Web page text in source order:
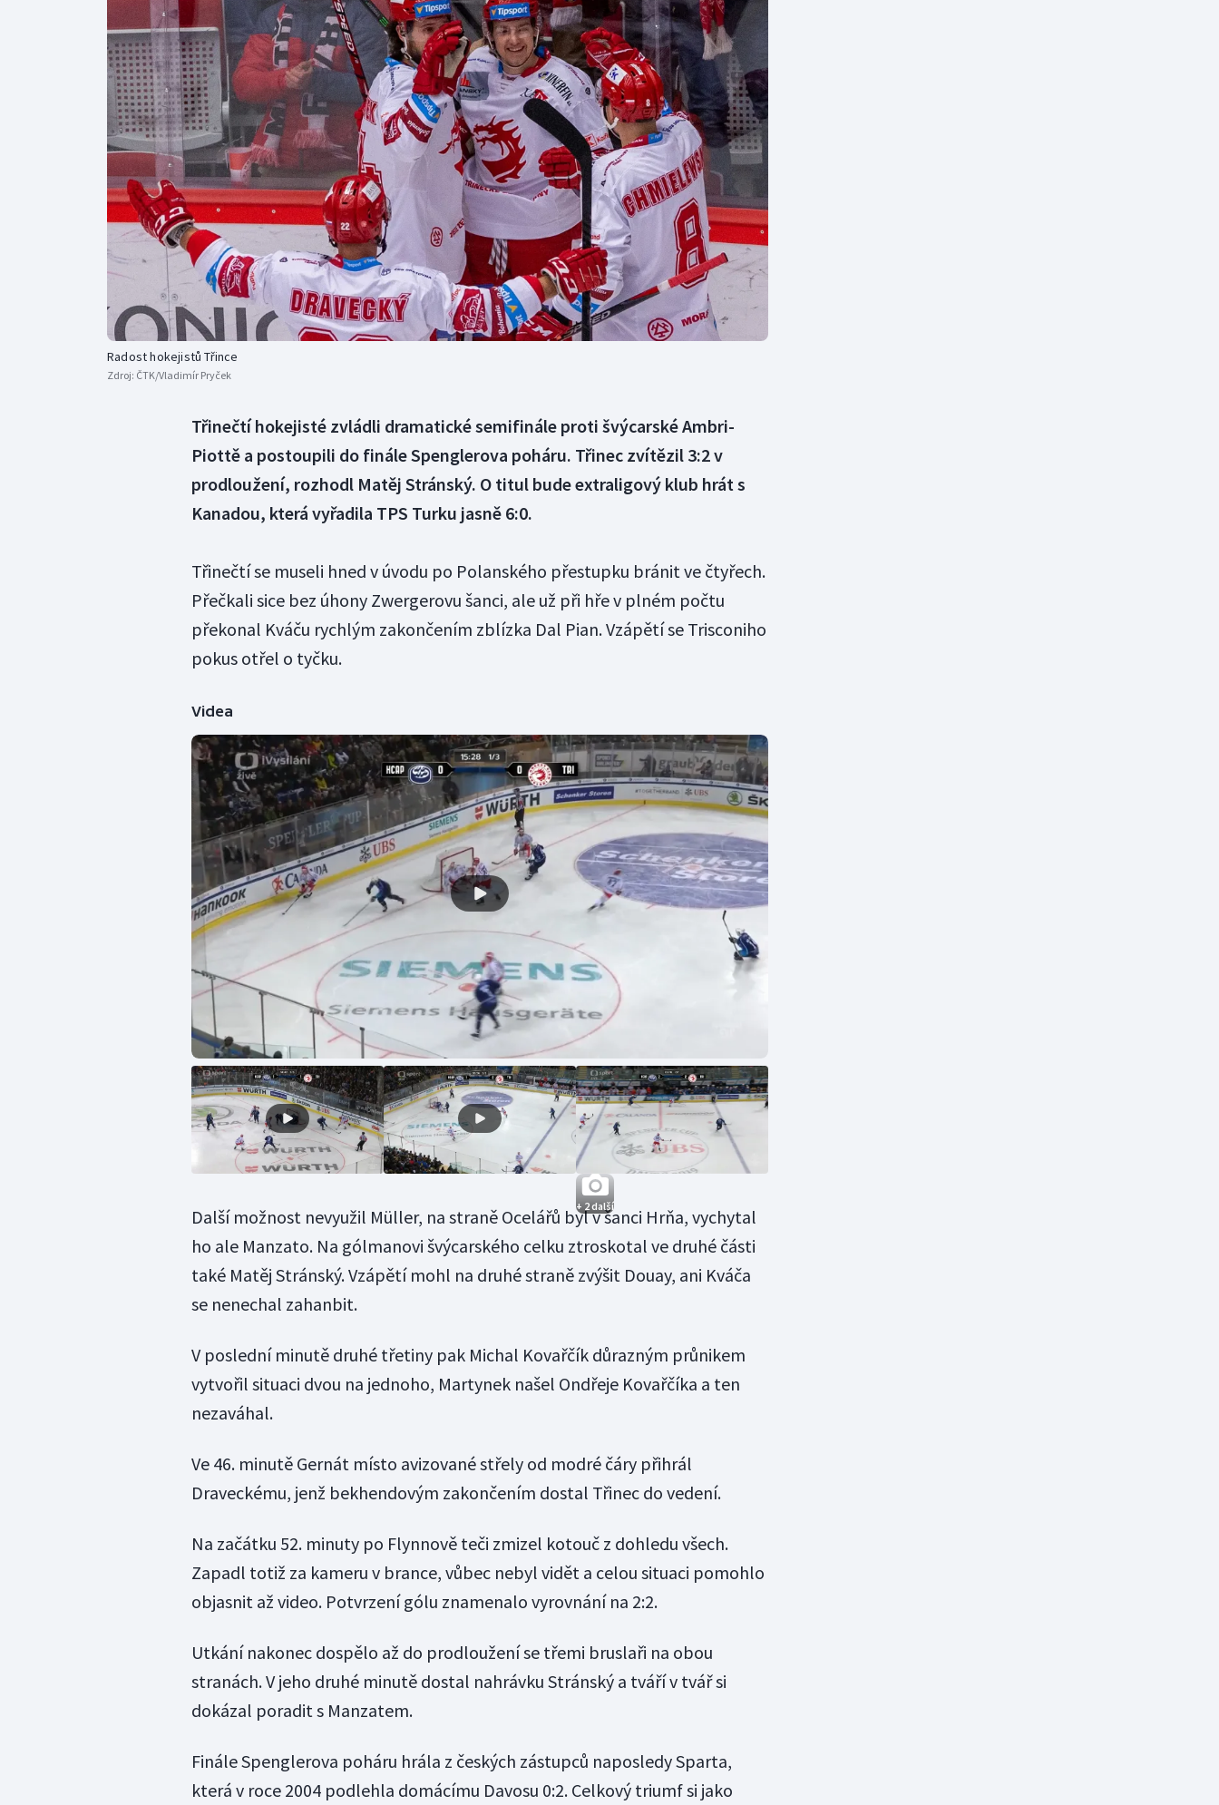
Curling
Dostihy
Florbal
Futsal
Golf
Gymnastika
Moderní pětiboj
Motorsport
Olympijské hry
Parasport
Plavání
Plážový volejbal
Triatlon
Veslování
Vodní slalom
Volejbal
Ostatní
Radost hokejistů Třince
Zdroj: ČTK/Vladimír Pryček
Třinečtí hokejisté zvládli dramatické semifinále proti švýcarské Ambri-
Piottě a postoupili do finále Spenglerova poháru. Třinec zvítězil 3:2 v
prodloužení, rozhodl Matěj Stránský. O titul bude extraligový klub hrát s
Kanadou, která vyřadila TPS Turku jasně 6:0.
Třinečtí se museli hned v úvodu po Polanského přestupku bránit ve čtyřech.
Přečkali sice bez úhony Zwergerovu šanci, ale už při hře v plném počtu
překonal Kváču rychlým zakončením zblízka Dal Pian. Vzápětí se Trisconiho
pokus otřel o tyčku.
Videa
+ 2 další
Další možnost nevyužil Müller, na straně Ocelářů byl v šanci Hrňa, vychytal
ho ale Manzato. Na gólmanovi švýcarského celku ztroskotal ve druhé části
také Matěj Stránský. Vzápětí mohl na druhé straně zvýšit Douay, ani Kváča
se nenechal zahanbit.
V poslední minutě druhé třetiny pak Michal Kovařčík důrazným průnikem
vytvořil situaci dvou na jednoho, Martynek našel Ondřeje Kovařčíka a ten
nezaváhal.
Ve 46. minutě Gernát místo avizované střely od modré čáry přihrál
Draveckému, jenž bekhendovým zakončením dostal Třinec do vedení.
Na začátku 52. minuty po Flynnově teči zmizel kotouč z dohledu všech.
Zapadl totiž za kameru v brance, vůbec nebyl vidět a celou situaci pomohlo
objasnit až video. Potvrzení gólu znamenalo vyrovnání na 2:2.
Utkání nakonec dospělo až do prodloužení se třemi bruslaři na obou
stranách. V jeho druhé minutě dostal nahrávku Stránský a tváří v tvář si
dokázal poradit s Manzatem.
Finále Spenglerova poháru hrála z českých zástupců naposledy Sparta,
která v roce 2004 podlehla domácímu Davosu 0:2. Celkový triumf si jako